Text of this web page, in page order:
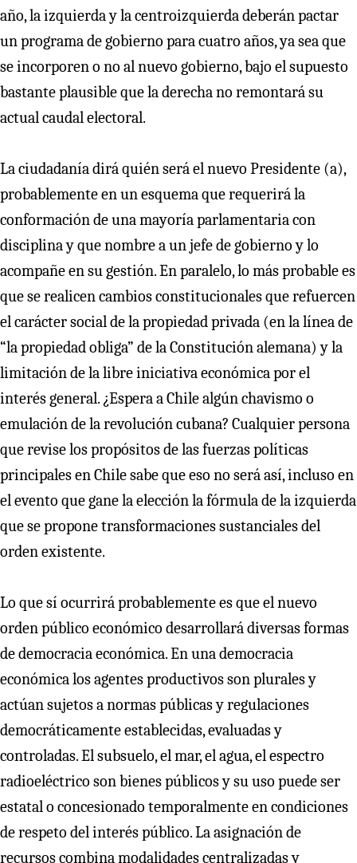
año, la izquierda y la centroizquierda deberán pactar
un programa de gobierno para cuatro años, ya sea que
se incorporen o no al nuevo gobierno, bajo el supuesto
bastante plausible que la derecha no remontará su
actual caudal electoral.
La ciudadanía dirá quién será el nuevo Presidente (a),
probablemente en un esquema que requerirá la
conformación de una mayoría parlamentaria con
disciplina y que nombre a un jefe de gobierno y lo
acompañe en su gestión. En paralelo, lo más probable es
que se realicen cambios constitucionales que refuercen
el carácter social de la propiedad privada (en la línea de
“la propiedad obliga” de la Constitución alemana) y la
limitación de la libre iniciativa económica por el
interés general. ¿Espera a Chile algún chavismo o
emulación de la revolución cubana? Cualquier persona
que revise los propósitos de las fuerzas políticas
principales en Chile sabe que eso no será así, incluso en
el evento que gane la elección la fórmula de la izquierda
que se propone transformaciones sustanciales del
orden existente.
Lo que sí ocurrirá probablemente es que el nuevo
orden público económico desarrollará diversas formas
de democracia económica. En una democracia
económica los agentes productivos son plurales y
actúan sujetos a normas públicas y regulaciones
democráticamente establecidas, evaluadas y
controladas. El subsuelo, el mar, el agua, el espectro
radioeléctrico son bienes públicos y su uso puede ser
estatal o concesionado temporalmente en condiciones
de respeto del interés público. La asignación de
recursos combina modalidades centralizadas y